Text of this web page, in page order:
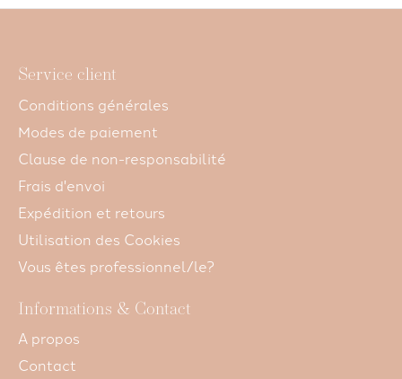
Service client
Conditions générales
Modes de paiement
Clause de non-responsabilité
Frais d'envoi
Expédition et retours
Utilisation des Cookies
Vous êtes professionnel/le?
Informations & Contact
A propos
Contact